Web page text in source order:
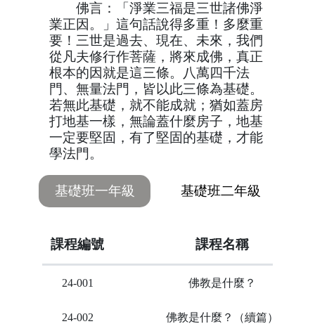
佛言：「淨業三福是三世諸佛淨
業正因。」這句話說得多重！多麼重
要！三世是過去、現在、未來，我們
從凡夫修行作菩薩，將來成佛，真正
根本的因就是這三條。八萬四千法
門、無量法門，皆以此三條為基礎。
若無此基礎，就不能成就；猶如蓋房
打地基一樣，無論蓋什麼房子，地基
一定要堅固，有了堅固的基礎，才能
學法門。
基礎班一年級 基礎班二年級
課程編號 課程名稱
24-001 佛教是什麼？
24-002 佛教是什麼？（續篇）